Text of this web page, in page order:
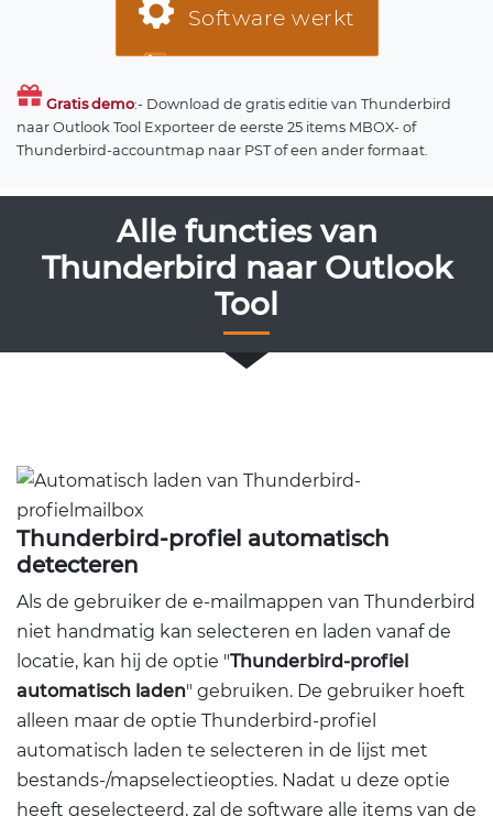
Software werkt
Gratis demo:- Download de gratis editie van Thunderbird
naar Outlook Tool Exporteer de eerste 25 items MBOX- of
Thunderbird-accountmap naar PST of een ander formaat.
Alle functies van
Thunderbird naar Outlook
Tool
Thunderbird-profiel automatisch
detecteren
Als de gebruiker de e-mailmappen van Thunderbird
niet handmatig kan selecteren en laden vanaf de
locatie, kan hij de optie "Thunderbird-profiel
automatisch laden" gebruiken. De gebruiker hoeft
alleen maar de optie Thunderbird-profiel
automatisch laden te selecteren in de lijst met
bestands-/mapselectieopties. Nadat u deze optie
heeft geselecteerd, zal de software alle items van de